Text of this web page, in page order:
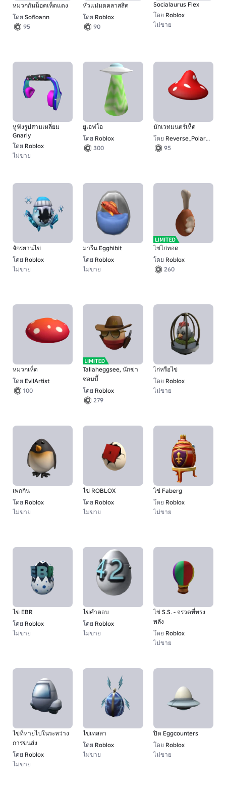
หมวกกันน็อคเห็ดแดง
โดย Sofloann
95
หัวแม่มดคลาสสิค
โดย Roblox
90
Socialaurus Flex
โดย Roblox
ไม่ขาย
หูฟังรูปสามเหลี่ยม
Gnarly
โดย Roblox
ไม่ขาย
ยูเอฟโอ
โดย Roblox
300
นักเวทมนตร์เห็ด
โดย Reverse_Polarity
95
จักรยานไข่
โดย Roblox
ไม่ขาย
มารีน Egghibit
โดย Roblox
ไม่ขาย
ไข่ไก่ทอด
โดย Roblox
260
หมวกเห็ด
โดย EvilArtist
100
Tallaheggsee, นักฆ่า
ซอมบี้
โดย Roblox
279
ไก่หรือไข่
โดย Roblox
ไม่ขาย
เพกกิน
โดย Roblox
ไม่ขาย
ไข่ ROBLOX
โดย Roblox
ไม่ขาย
ไข่ Faberg
โดย Roblox
ไม่ขาย
ไข่ EBR
โดย Roblox
ไม่ขาย
ไข่คําตอบ
โดย Roblox
ไม่ขาย
ไข่ S.S. - จรวดที่ทรง
พลัง
โดย Roblox
ไม่ขาย
ไข่ที่หายไปในระหว่าง
การขนส่ง
โดย Roblox
ไม่ขาย
ไข่เทสลา
โดย Roblox
ไม่ขาย
ปิด Eggcounters
โดย Roblox
ไม่ขาย